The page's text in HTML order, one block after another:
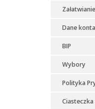
Dane
BIP
Wybory
Polityka
Ciasteczka